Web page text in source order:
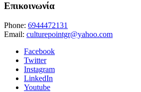
Επικοινωνία
Phone: 6944472131
Email: culturepointgr@yahoo.com
Facebook
Twitter
Instagram
LinkedIn
Youtube